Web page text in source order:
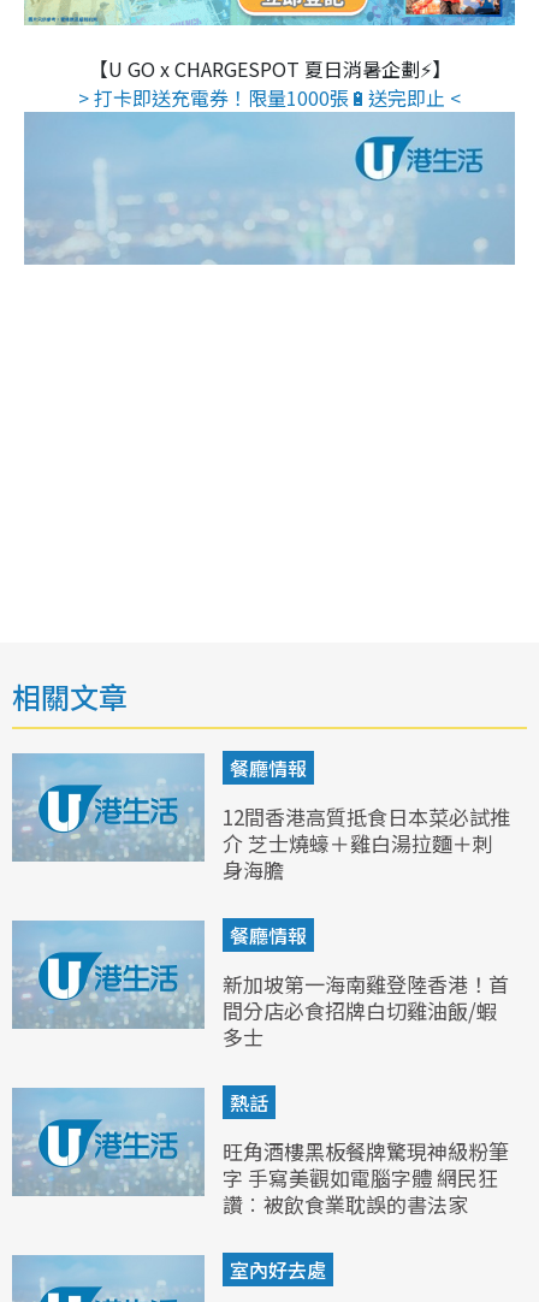
【U GO x CHARGESPOT 夏日消暑企劃⚡】
> 打卡即送充電券！限量1000張🔋送完即止 <
相關文章
餐廳情報
12間香港高質抵食日本菜必試推
介 芝士燒蠔＋雞白湯拉麵＋刺
身海膽
餐廳情報
新加坡第一海南雞登陸香港！首
間分店必食招牌白切雞油飯/蝦
多士
熱話
旺角酒樓黑板餐牌驚現神級粉筆
字 手寫美觀如電腦字體 網民狂
讚︰被飲食業耽誤的書法家
室內好去處